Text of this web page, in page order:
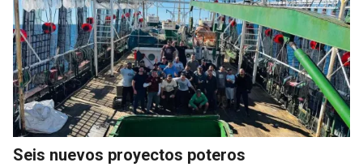
Seis nuevos proyectos poteros